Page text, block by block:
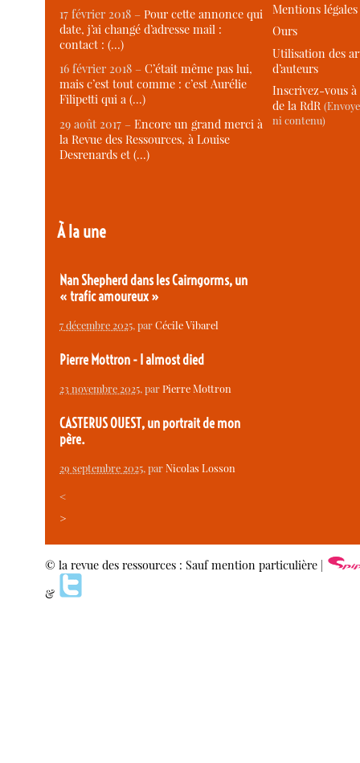
17 février 2018 –Pour cette annonce qui
date, j’ai changé d’adresse mail :
contact : (…)
16 février 2018 –C’était même pas lui,
mais c’est tout comme : c’est Aurélie
Filipetti qui a (…)
29 août 2017 –Encore un grand merci à
la Revue des Ressources, à Louise
Desrenards et (…)
À la une
Nan Shepherd dans les Cairngorms, un
« trafic amoureux »
7 décembre 2025, parCécile Vibarel
Pierre Mottron - I almost died
23 novembre 2025, parPierre Mottron
CASTERUS OUEST, un portrait de mon
père.
29 septembre 2025, parNicolas Losson
<
>
Mentions légales
Ours
Utilisation des
d’auteurs
Inscrivez-vous
de la RdR
ni contenu)
© la revue des ressources : Sauf mention particulière |
&